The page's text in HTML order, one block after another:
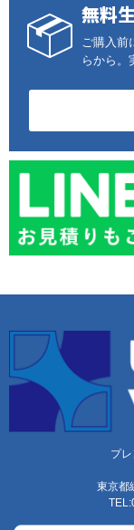
無料
ご購入前
らから。
プ
東京都